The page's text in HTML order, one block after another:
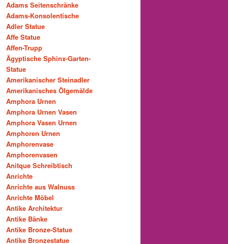
Adams Seitenschränke
Adams-Konsolentische
Adler Statue
Affe Statue
Affen-Trupp
Ägyptische Sphinx-Garten-
Statue
Amerikanischer Steinadler
Amerikanisches Ölgemälde
Amphora Urnen
Amphora Urnen Vasen
Amphora Vasen Urnen
Amphoren Urnen
Amphorenvase
Amphorenvasen
Anitque Schreibtisch
Anrichte
Anrichte aus Walnuss
Anrichte Möbel
Antike Architektur
Antike Bänke
Antike Bronze-Statue
Antike Bronzestatue